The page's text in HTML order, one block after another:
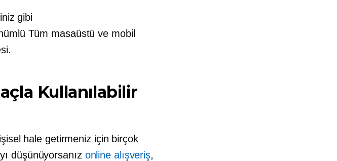
gibi
Tüm masaüstü ve mobil
Kullanılabilir
hale getirmeniz için birçok
düşünüyorsanız online alışveriş,